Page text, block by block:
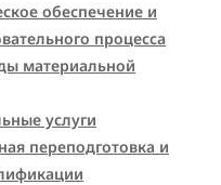
обеспечение и
процесса
материальной
услуги
переподготовка и